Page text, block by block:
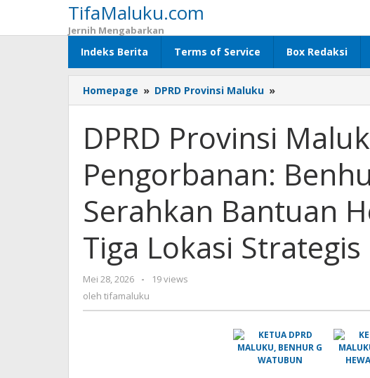
konten
TifaMaluku.com
Jernih Mengabarkan
Indeks Berita Terms of Service Box Redaksi
Homepage » DPRD Provinsi Maluku »
Provinsi
Wujudkan
Nilai
Pengorbanan:
Benhur
Serahkan
Bantuan
Hewan
Kurban
Strategis
DPRD Provinsi
Pengorbanan:
Serahkan Bantuan
Tiga Lokasi Strategis
Mei 28, 2026
oleh
tifamaluku
-
19 views
oleh tifamaluku